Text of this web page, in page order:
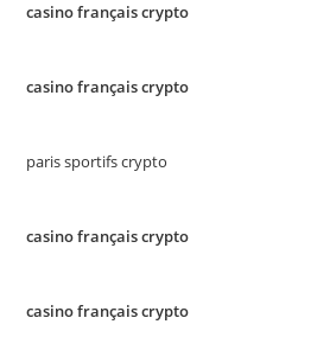
casino français crypto
casino français crypto
paris sportifs crypto
casino français crypto
casino français crypto